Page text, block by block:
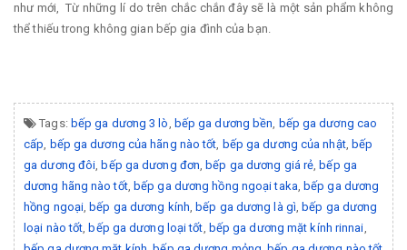
như mới, Từ những lí do trên chắc chắn đây sẽ là một sản phẩm không
thể thiếu trong không gian bếp gia đình của bạn.
Tags: bếp ga dương 3 lò, bếp ga dương bền, bếp ga dương cao
cấp, bếp ga dương của hãng nào tốt, bếp ga dương của nhật, bếp
ga dương đôi, bếp ga dương đơn, bếp ga dương giá rẻ, bếp ga
dương hãng nào tốt, bếp ga dương hồng ngoại taka, bếp ga dương
hồng ngoại, bếp ga dương kính, bếp ga dương là gì, bếp ga dương
loại nào tốt, bếp ga dương loại tốt, bếp ga dương mặt kính rinnai,